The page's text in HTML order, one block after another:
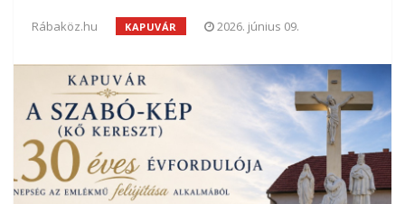
Rábaköz.hu KAPUVÁR 2026. június 09.